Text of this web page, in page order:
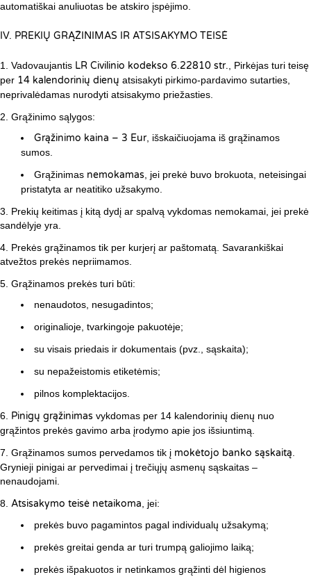
automatiškai anuliuotas be atskiro įspėjimo.
IV. PREKIŲ GRĄŽINIMAS IR ATSISAKYMO TEISĖ
Vadovaujantis LR Civilinio kodekso 6.22810 str. , Pirkėjas turi teisę
per 14 kalendorinių dienų atsisakyti pirkimo-pardavimo sutarties,
neprivalėdamas nurodyti atsisakymo priežasties.
Grąžinimo sąlygos:
Grąžinimo kaina – 3 Eur, išskaičiuojama iš grąžinamos
sumos.
Grąžinimas nemokamas , jei prekė buvo brokuota, neteisingai
pristatyta ar neatitiko užsakymo.
Prekių keitimas į kitą dydį ar spalvą vykdomas nemokamai, jei prekė
sandėlyje yra.
Prekės grąžinamos tik per kurjerį ar paštomatą. Savarankiškai
atvežtos prekės nepriimamos.
Grąžinamos prekės turi būti:
nenaudotos, nesugadintos;
originalioje, tvarkingoje pakuotėje;
su visais priedais ir dokumentais (pvz., sąskaita);
su nepažeistomis etiketėmis;
pilnos komplektacijos.
Pinigų grąžinimas vykdomas per 14 kalendorinių dienų nuo
grąžintos prekės gavimo arba įrodymo apie jos išsiuntimą.
Grąžinamos sumos pervedamos tik į mokėtojo banko sąskaitą
Grynieji pinigai ar pervedimai į trečiųjų asmenų sąskaitas –
nenaudojami.
Atsisakymo teisė netaikoma , jei:
prekės buvo pagamintos pagal individualų užsakymą;
prekės greitai genda ar turi trumpą galiojimo laiką;
prekės išpakuotos ir netinkamos grąžinti dėl higienos